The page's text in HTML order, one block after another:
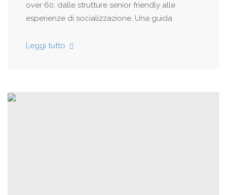
over 60, dalle strutture senior friendly alle
esperienze di socializzazione. Una guida
Leggi tutto